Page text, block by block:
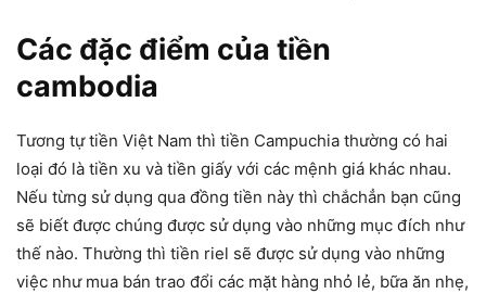
Các đặc điểm của tiền
cambodia
Tương tự tiền Việt Nam thì tiền Campuchia thường có hai
loại đó là tiền xu và tiền giấy với các mệnh giá khác nhau.
Nếu từng sử dụng qua đồng tiền này thì chắchẳn bạn cũng
sẽ biết được chúng được sử dụng vào những mục đích như
thế nào. Thường thì tiền riel sẽ được sử dụng vào những
việc như mua bán trao đổi các mặt hàng nhỏ lẻ, bữa ăn nhẹ,